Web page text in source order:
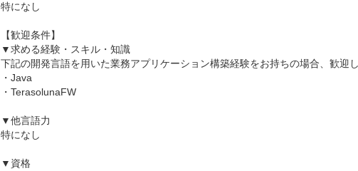
特になし
【歓迎条件】
▼求める経験・スキル・知識
下記の開発言語を用いた業務アプリケーション構築経験をお持ちの場合、歓迎
・Java
・TerasolunaFW
▼他言語力
特になし
▼資格